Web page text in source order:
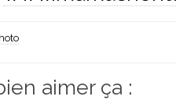
aimer ça :